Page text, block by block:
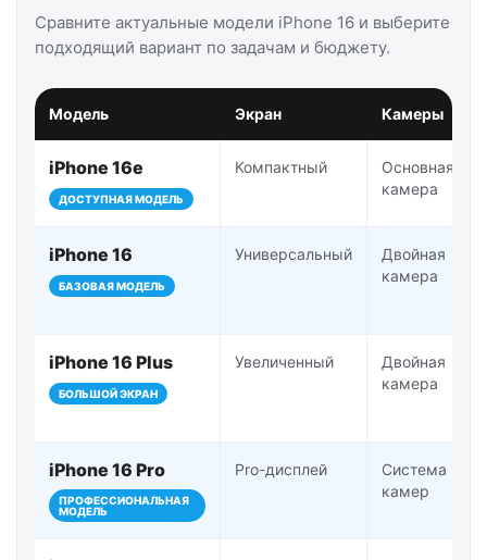
Сравните актуальные модели iPhone 16 и выберите
подходящий вариант по задачам и бюджету.
Модель Экран Камеры
iPhone 16e
ДОСТУПНАЯ МОДЕЛЬ
Компактный
Основная
камера
iPhone 16
БАЗОВАЯ МОДЕЛЬ
Универсальный
Двойная
камера
iPhone 16 Plus
БОЛЬШОЙ ЭКРАН
Увеличенный
Двойная
камера
iPhone 16 Pro
ПРОФЕССИОНАЛЬНАЯ
МОДЕЛЬ
Pro-дисплей
Система Pro-
камер